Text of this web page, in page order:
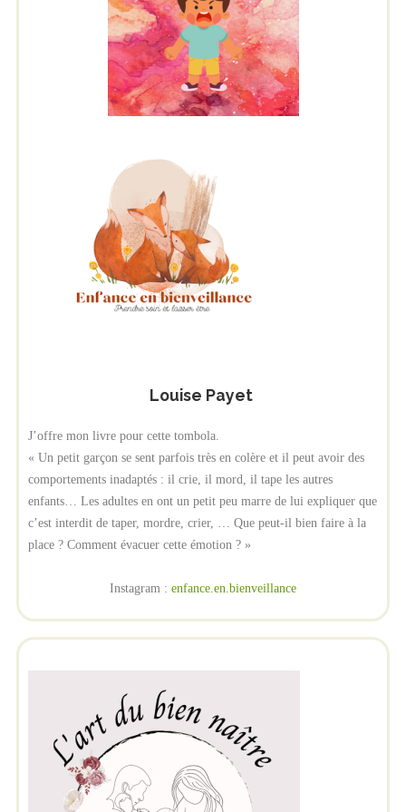
Louise Payet
J’offre mon livre pour cette tombola.
« Un petit garçon se sent parfois très en colère et il peut avoir des
comportements inadaptés : il crie, il mord, il tape les autres
enfants… Les adultes en ont un petit peu marre de lui expliquer que
c’est interdit de taper, mordre, crier, … Que peut-il bien faire à la
place ? Comment évacuer cette émotion ? »
Instagram : enfance.en.bienveillance